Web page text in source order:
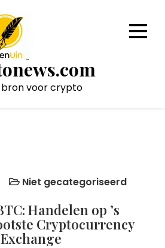
voor crypto
Niet gecategoriseerd
Handelen op ’s
Cryptocurrency
Exchange